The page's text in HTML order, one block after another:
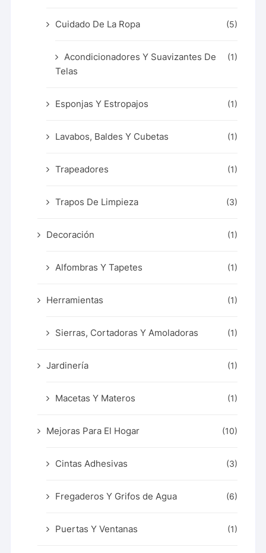
Cuidado De La Ropa (5)
Acondicionadores Y Suavizantes De
Telas
(1)
Esponjas Y Estropajos (1)
Lavabos, Baldes Y Cubetas (1)
Trapeadores (1)
Trapos De Limpieza (3)
Decoración (1)
Alfombras Y Tapetes (1)
Herramientas (1)
Sierras, Cortadoras Y Amoladoras (1)
Jardinería (1)
Macetas Y Materos (1)
Mejoras Para El Hogar (10)
Cintas Adhesivas (3)
Fregaderos Y Grifos de Agua (6)
Puertas Y Ventanas (1)